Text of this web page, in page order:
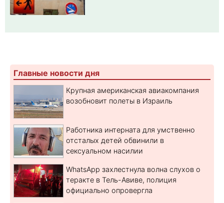
Главные новости дня
Крупная американская авиакомпания
возобновит полеты в Израиль
Работника интерната для умственно
отсталых детей обвинили в
сексуальном насилии
WhatsApp захлестнула волна слухов о
теракте в Тель-Авиве, полиция
официально опровергла